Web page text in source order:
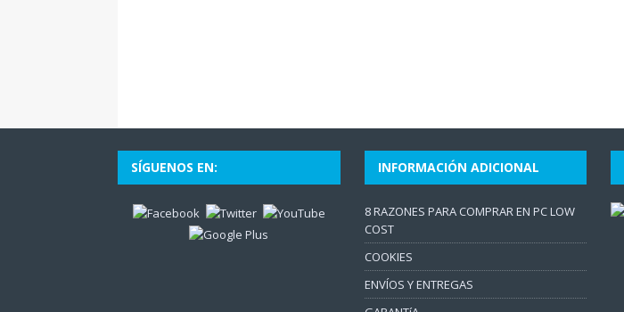
SÍGUENOS EN: INFORMACIÓN ADICIONAL
8 RAZONES PARA COMPRAR EN PC LOW
COST
COOKIES
ENVÍOS Y ENTREGAS